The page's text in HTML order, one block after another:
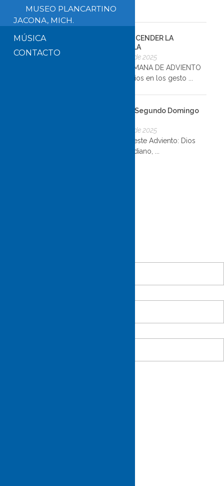
GUÍA PARA ENCENDER LA
SEGUNDA VELA
5 de diciembre de 2025
SEGUNDA SEMANA DE ADVIENTO
“Descubrir a Dios en los gesto ...
Reflexión del Segundo Domingo
5 de diciembre de 2025
Abre los ojos este Adviento: Dios
está en lo cotidiano, ...
MUSEO PLANCARTINO
JACONA, MICH.
MÚSICA
CONTACTO